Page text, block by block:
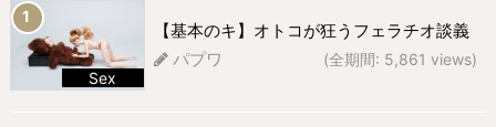
Sex
【基本のキ】オトコが狂うフェラチオ談義
パプワ
(全期間: 5,861 views)